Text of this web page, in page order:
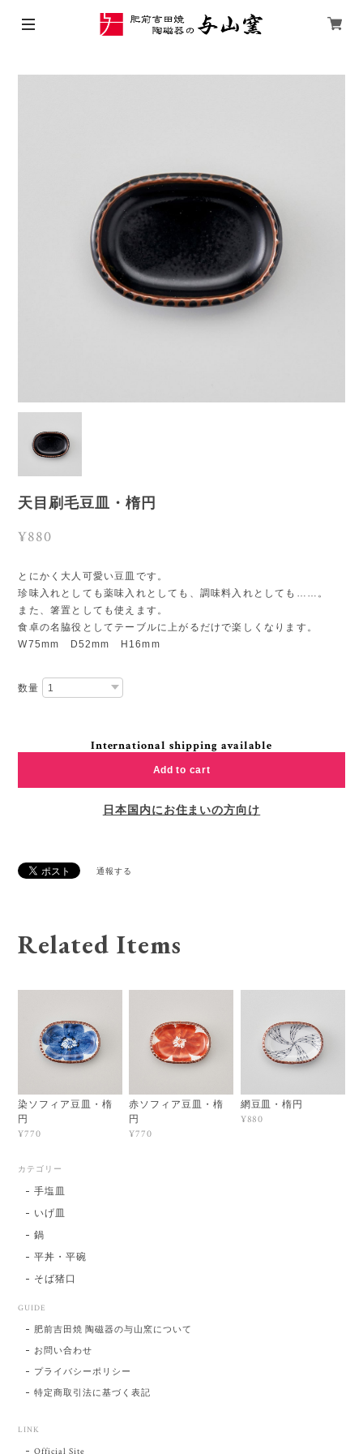
天目刷毛豆皿・楕円
¥880
とにかく大人可愛い豆皿です。
珍味入れとしても薬味入れとしても、調味料入れとしても……。
また、箸置としても使えます。
食卓の名脇役としてテーブルに上がるだけで楽しくなります。
W75mm D52mm H16mm
数量
International shipping available
Add to cart
日本国内にお住まいの方向け
通報する
Related Items
染ソフィア豆皿・楕
円
¥770
赤ソフィア豆皿・楕
円
¥770
網豆皿・楕円
¥880
カテゴリー
手塩皿
いげ皿
鍋
平丼・平碗
そば猪口
GUIDE
肥前吉田焼 陶磁器の与山窯について
お問い合わせ
プライバシーポリシー
特定商取引法に基づく表記
LINK